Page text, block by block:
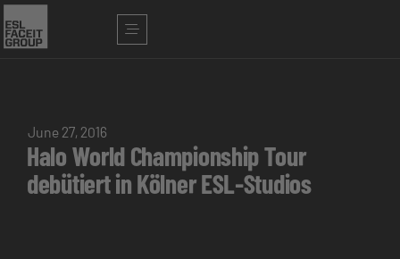
June 27, 2016
Halo World Championship Tour
debütiert in Kölner ESL-Studios